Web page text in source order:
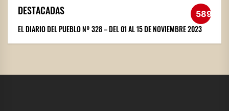
DESTACADAS 589
EL DIARIO DEL PUEBLO Nº 328 – DEL 01 AL 15 DE NOVIEMBRE 2023